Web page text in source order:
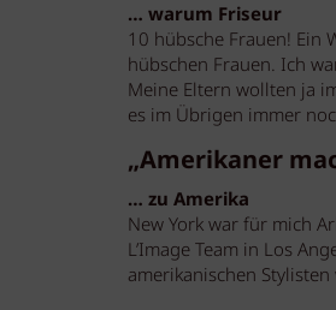
… warum Friseur
10 hübsche Frauen!
hübschen Frauen. Ich
Meine Eltern wollten ja
es im Übrigen immer
„Amerikaner
… zu Amerika
New York war für mich
L’Image Team in Los
amerikanischen